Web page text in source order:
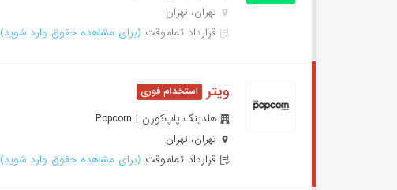
تهران، تهران
قرارداد تمام‌وقت (برای مشاهده حقوق وارد شوید)
ویتر
هلدینگ پاپ‌کورن | Popcorn
تهران، تهران
قرارداد تمام‌وقت (برای مشاهده حقوق وارد شوید)